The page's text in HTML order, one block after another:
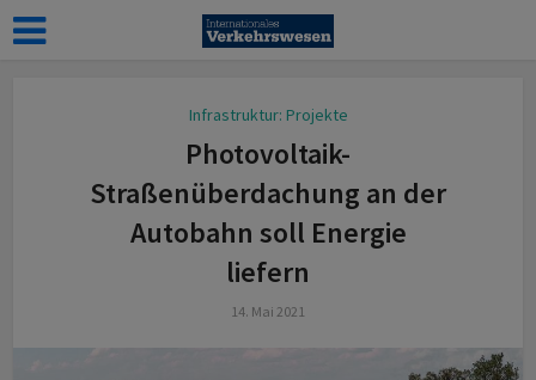
Infrastruktur: Projekte
Photovoltaik-
Straßenüberdachung an der
Autobahn soll Energie
liefern
14. Mai 2021